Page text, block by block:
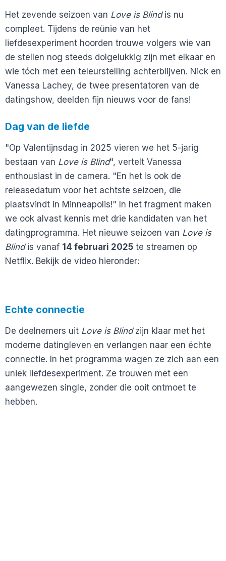
Het zevende seizoen van Love is Blind is nu
compleet. Tijdens de reünie van het
liefdesexperiment hoorden trouwe volgers wie van
de stellen nog steeds dolgelukkig zijn met elkaar en
wie tóch met een teleurstelling achterblijven. Nick en
Vanessa Lachey, de twee presentatoren van de
datingshow, deelden fijn nieuws voor de fans!
Dag van de liefde
"Op Valentijnsdag in 2025 vieren we het 5-jarig
bestaan van Love is Blind", vertelt Vanessa
enthousiast in de camera. "En het is ook de
releasedatum voor het achtste seizoen, die
plaatsvindt in Minneapolis!" In het fragment maken
we ook alvast kennis met drie kandidaten van het
datingprogramma. Het nieuwe seizoen van Love is
Blindis vanaf 14 februari 2025 te streamen op
Netflix. Bekijk de video hieronder:
Echte connectie
De deelnemers uit Love is Blindzijn klaar met het
moderne datingleven en verlangen naar een échte
connectie. In het programma wagen ze zich aan een
uniek liefdesexperiment. Ze trouwen met een
aangewezen single, zonder die ooit ontmoet te
hebben.